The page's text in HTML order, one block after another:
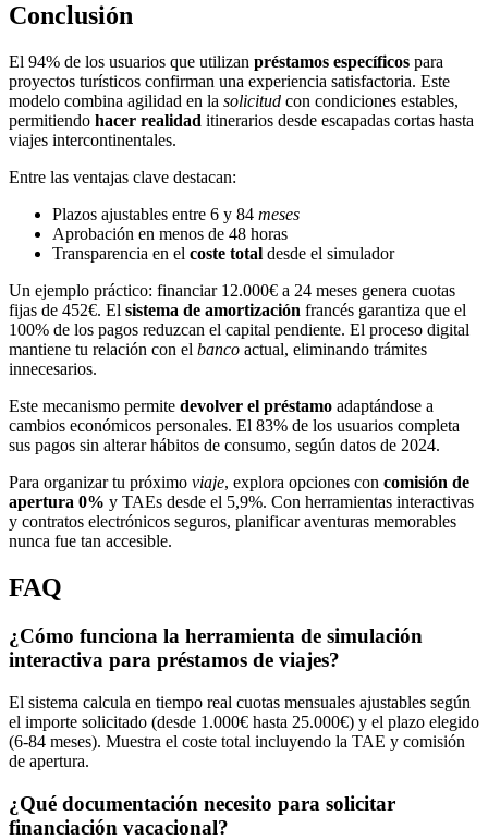
Conclusión
El 94% de los usuarios que utilizan préstamos específicos para
proyectos turísticos confirman una experiencia satisfactoria. Este
modelo combina agilidad en la solicitud con condiciones estables,
permitiendo hacer realidad itinerarios desde escapadas cortas hasta
viajes intercontinentales.
Entre las ventajas clave destacan:
Plazos ajustables entre 6 y 84 meses
Aprobación en menos de 48 horas
Transparencia en el coste total desde el simulador
Un ejemplo práctico: financiar 12.000€ a 24 meses genera cuotas
fijas de 452€. El sistema de amortización francés garantiza que el
100% de los pagos reduzcan el capital pendiente. El proceso digital
mantiene tu relación con el banco actual, eliminando trámites
innecesarios.
Este mecanismo permite devolver el préstamo adaptándose a
cambios económicos personales. El 83% de los usuarios completa
sus pagos sin alterar hábitos de consumo, según datos de 2024.
Para organizar tu próximo viaje, explora opciones con comisión de
apertura 0% y TAEs desde el 5,9%. Con herramientas interactivas
y contratos electrónicos seguros, planificar aventuras memorables
nunca fue tan accesible.
FAQ
¿Cómo funciona la herramienta de simulación
interactiva para préstamos de viajes?
El sistema calcula en tiempo real cuotas mensuales ajustables según
el importe solicitado (desde 1.000€ hasta 25.000€) y el plazo elegido
(6-84 meses). Muestra el coste total incluyendo la TAE y comisión
de apertura.
¿Qué documentación necesito para solicitar
financiación vacacional?